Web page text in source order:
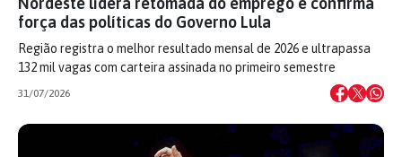
força das políticas do Governo Lula
Região registra o melhor resultado mensal de 2026 e ultrapassa
132 mil vagas com carteira assinada no primeiro semestre
31/07/2026